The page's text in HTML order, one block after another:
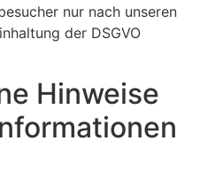
nur nach unseren
der DSGVO
Hinweise